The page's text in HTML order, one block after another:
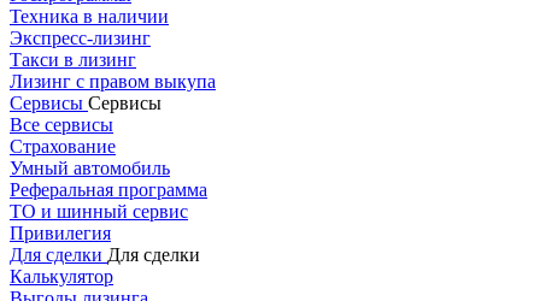
Техника в наличии
Экспресс-лизинг
Такси в лизинг
Лизинг с правом выкупа
Сервисы Сервисы
Все сервисы
Страхование
Умный автомобиль
Реферальная программа
ТО и шинный сервис
Привилегия
Для сделки Для сделки
Калькулятор